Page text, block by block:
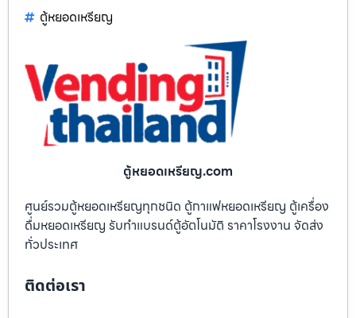
ตู้หยอดเหรียญ
ตู้หยอดเหรียญ.com
ศูนย์รวมตู้หยอดเหรียญทุกชนิด ตู้กาแฟหยอดเหรียญ ตู้เครื่อง
ดื่มหยอดเหรียญ รับทำแบรนด์ตู้อัตโนมัติ ราคาโรงงาน จัดส่ง
ทั่วประเทศ
ติดต่อเรา